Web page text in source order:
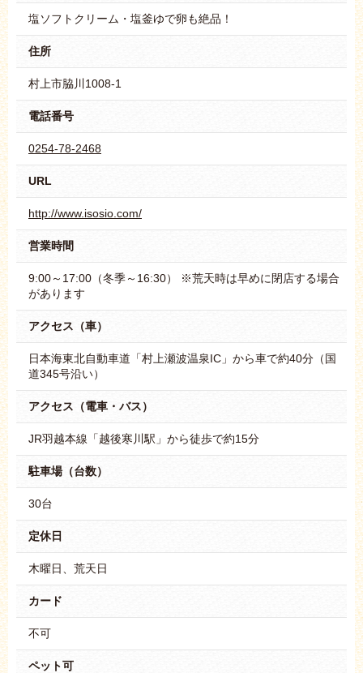
塩ソフトクリーム・塩釜ゆで卵も絶品！
住所
村上市脇川1008-1
電話番号
0254-78-2468
URL
http://www.isosio.com/
営業時間
9:00～17:00（冬季～16:30） ※荒天時は早めに閉店する場合
があります
アクセス（車）
日本海東北自動車道「村上瀬波温泉IC」から車で約40分（国
道345号沿い）
アクセス（電車・バス）
JR羽越本線「越後寒川駅」から徒歩で約15分
駐車場（台数）
30台
定休日
木曜日、荒天日
カード
不可
ペット可